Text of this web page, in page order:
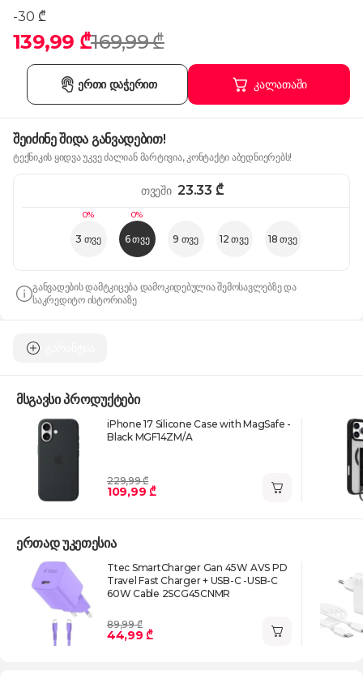
-30 ₾
139,99 ₾169,99 ₾
კალათაში
ერთი დაჭერით
შეიძინე შიდა განვადებით!
ტექნიკის ყიდვა უკვე ძალიან მარტივია, კონტაქტი აბედნიერებს!
0%
3 თვე
0%
6 თვე 9 თვე 12 თვე 18 თვე
თვეში 23.33 ₾
განვადების დამტკიცება დამოკიდებულია შემოსავლებზე და
საკრედიტო ისტორიაზე
მსგავსი პროდუქტები
iPhone 17 Silicone Case with MagSafe -
Black MGF14ZM/A
229,99 ₾
109,99 ₾
ერთად უკეთესია
Ttec SmartCharger Gan 45W AVS PD
Travel Fast Charger + USB-C -USB-C
60W Cable 2SCG45CNMR
89,99 ₾
44,99 ₾